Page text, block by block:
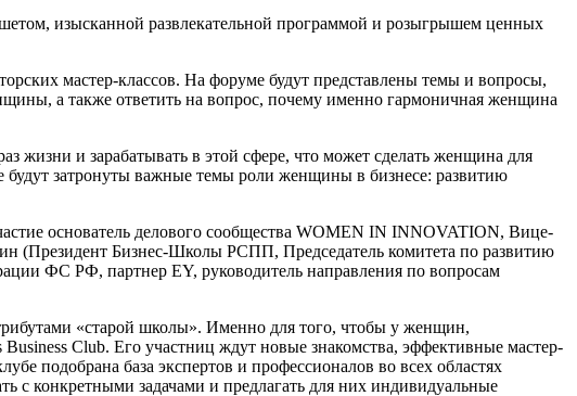
изысканной развлекательной программой и розыгрышем ценных
мастер-классов. На форуме будут представлены темы и вопросы,
а также ответить на вопрос, почему именно гармоничная женщина
жизни и зарабатывать в этой сфере, что может сделать женщина для
будут затронуты важные темы роли женщины в бизнесе: развитию
основатель делового сообщества WOMEN IN INNOVATION, Вице-
(Президент Бизнес-Школы РСПП, Председатель комитета по развитию
ФС РФ, партнер EY, руководитель направления по вопросам
«старой школы». Именно для того, чтобы у женщин,
Club. Его участниц ждут новые знакомства, эффективные мастер-
подобрана база экспертов и профессионалов во всех областях
с конкретными задачами и предлагать для них индивидуальные